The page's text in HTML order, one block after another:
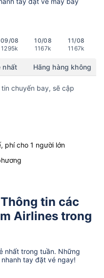
09/08
1295k
10/08
1167k
11/08
1167k
nhất Hãng hàng không
chuyến bay, sẽ cập
phí cho 1 người lớn
tin các
Airlines trong
nhất trong tuần. Những
tay đặt vé ngay!